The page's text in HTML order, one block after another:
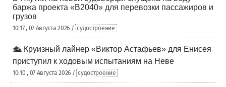
баржа проекта «В2040» для перевозки пассажиров и
грузов
10:17 , 07 Августа 2026 / судостроение
🛳️ Круизный лайнер «Виктор Астафьев» для Енисея
приступил к ходовым испытаниям на Неве
10:10 , 07 Августа 2026 / судостроение